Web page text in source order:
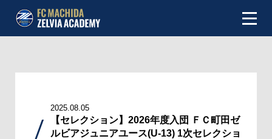
INFOMATION
2025.08.05
【セレクション】2026年度入団 ＦＣ町田ゼ
ルビアジュニアユース(U-13) 1次セレクショ